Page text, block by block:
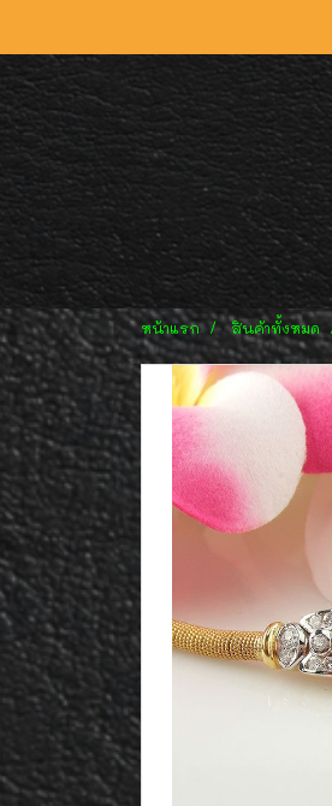
หน้าแรก สินค้าทั้งหมด